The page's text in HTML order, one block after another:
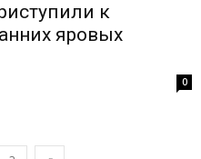
к
яровых
0